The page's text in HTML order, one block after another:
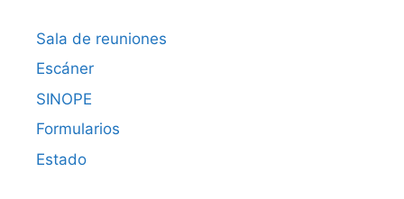
Sala de reuniones
Escáner
SINOPE
Formularios
Estado